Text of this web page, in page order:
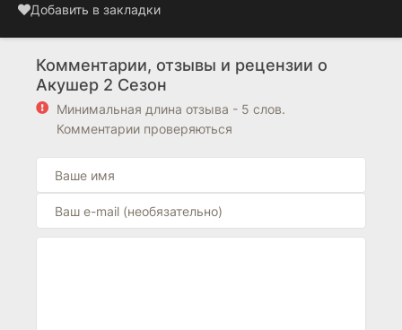
Добавить в закладки
Комментарии, отзывы и рецензии о
Акушер 2 Сезон
Минимальная длина отзыва - 5 слов.
Комментарии проверяються